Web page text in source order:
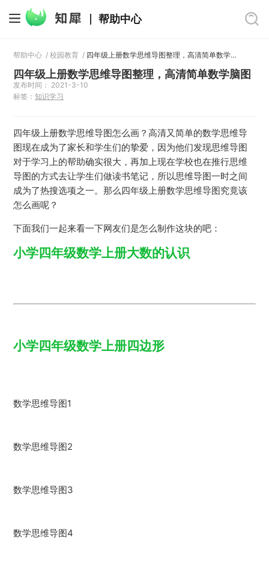
帮助中心
帮助中心 /校园教育 / 四年级上册数学思维导图整理，高清简单数学脑图
四年级上册数学思维导图整理，高清简单数学脑图
发布时间： 2021-3-10
标签：知识学习
四年级上册数学思维导图怎么画？高清又简单的数学思维导
图现在成为了家长和学生们的挚爱，因为他们发现思维导图
对于学习上的帮助确实很大，再加上现在学校也在推行思维
导图的方式去让学生们做读书笔记，所以思维导图一时之间
成为了热搜选项之一。那么四年级上册数学思维导图究竟该
怎么画呢？
下面我们一起来看一下网友们是怎么制作这块的吧：
小学四年级数学上册大数的认识
小学四年级数学上册四边形
数学思维导图1
数学思维导图2
数学思维导图3
数学思维导图4